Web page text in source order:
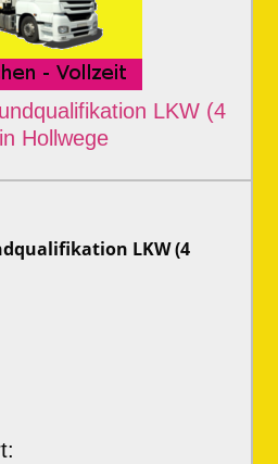
LKW (4
Hollwege
LKW (4